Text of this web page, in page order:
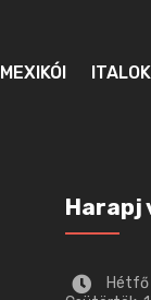
MEXIKÓI ITALOK
Harapj
Hétfő